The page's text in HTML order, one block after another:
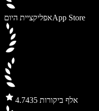
אפליקציית היוםApp Store
4.7 435 אלף ביקורות